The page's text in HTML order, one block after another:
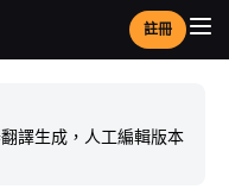
註冊
譯生成，人工編輯版本